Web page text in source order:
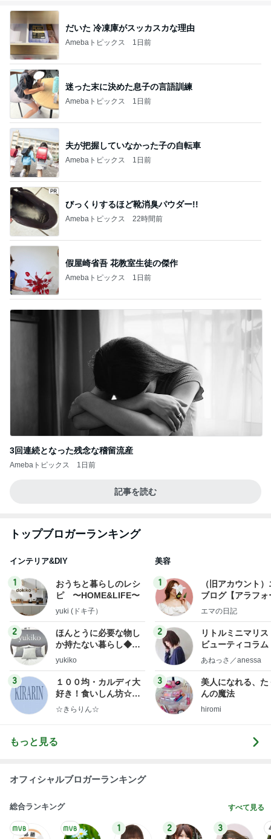
だいた 冷凍庫がスッカスカな理由
Amebaトピックス 1日前
迷った末に決めた息子の言語訓練
Amebaトピックス 1日前
夫が把握していなかった子の自転車
Amebaトピックス 1日前
びっくりするほど靴消臭パウダー!!
Amebaトピックス 22時間前
假屋崎省吾 花教室生徒の傑作
Amebaトピックス 1日前
3回連続となった残念な稽留流産
Amebaトピックス 1日前
記事を読む
トップブロガーランキング
インテリア&DIY
1
おうちと暮らしのレシ
ピ 〜HOME&LIFE〜
yuki (ドキ子）
2
ほんとうに必要な物し
か持たない暮らし◆Ke
ep Life Simple◆〜イ
yukiko
3
１００均・カルディ大
好き！食いしん坊☆き
らりん☆のブログ
☆きらりん☆
美容
1
（旧アカウント
ブログ【アラフォ
社売却セカンドラ
エマの日記
2
リトルミニマリス
ビューティコラ
little
あねっさ／anessa
3
美人になれる、た
んの魔法
hiromi
もっと見る
オフィシャルブロガーランキング
総合ランキング すべて見る
1 2 3